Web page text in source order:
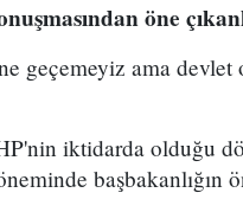
öne
geçemeyiz ama devlet
iktidarda olduğu
başbakanlığın